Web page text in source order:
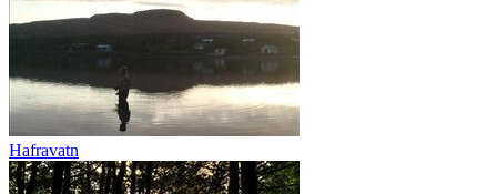
Hafravatn